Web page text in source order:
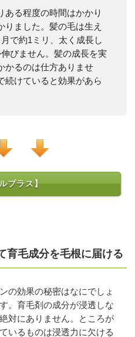
ある程度の時間はかかり
りました。髪の毛は生え
で約1ミリ、太く成長し
びません。髪の成長を実
かるのは仕方ありませ
続けていると効果があら
プラス】
育毛成分を毛根に届ける
の効果の秘密はなにでしょ
。育毛剤の成分が浸透しな
対にありません。ところが
いるものは浸透力に欠ける